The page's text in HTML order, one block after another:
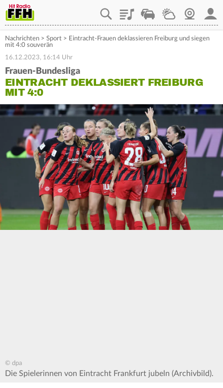
PlaylistStaupilotWetterWebcam
Nachrichten > Sport > Eintracht-Frauen deklassieren Freiburg und siegen
mit 4:0 souverän
16.12.2023, 16:14 Uhr
Frauen-Bundesliga
EINTRACHT DEKLASSIERT FREIBURG
MIT 4:0
© dpa
Die Spielerinnen von Eintracht Frankfurt jubeln (Archivbild).